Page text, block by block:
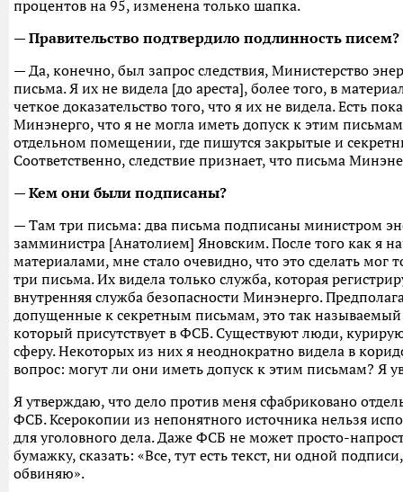
процентов на 95, изменена только шапка.
— Правительство подтвердило подлинность писем?
— Да, конечно, был запрос следствия, Министерство
письма. Я их не видела [до ареста], более того, в
четкое доказательство того, что я их не видела. Есть
Минэнерго, что я не могла иметь допуск к этим
отдельном помещении, где пишутся закрытые и
Соответственно, следствие признает, что письма
— Кем они были подписаны?
— Там три письма: два письма подписаны министром
замминистра [Анатолием] Яновским. После того как я
материалами, мне стало очевидно, что это сделать мог
три письма. Их видела только служба, которая
внутренняя служба безопасности Минэнерго.
допущенные к секретным письмам, это так называемый
который присутствует в ФСБ. Существуют люди,
сферу. Некоторых из них я неоднократно видела в
вопрос: могут ли они иметь допуск к этим письмам? Я
Я утверждаю, что дело против меня сфабриковано
ФСБ. Ксерокопии из непонятного источника нельзя
для уголовного дела. Даже ФСБ не может просто-
бумажку, сказать: «Все, тут есть текст, ни одной
обвиняю».